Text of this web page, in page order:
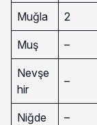
Muğla 2
Muş –
Nevşe
hir
–
Niğde –